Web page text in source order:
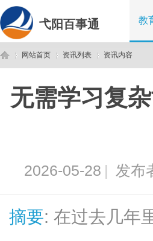
弋阳百事通 教
›
网站首页
›
资讯列表 资讯内容
无需学习复
2026-05-28 | 发布
摘要: 在过去几年